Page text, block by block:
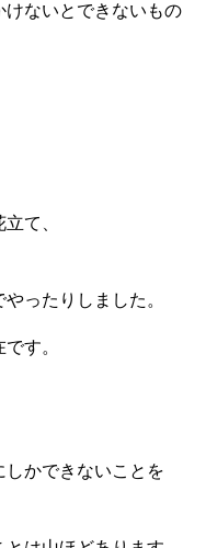
ないとできないもの
て、
ったりしました。
す。
かできないことを